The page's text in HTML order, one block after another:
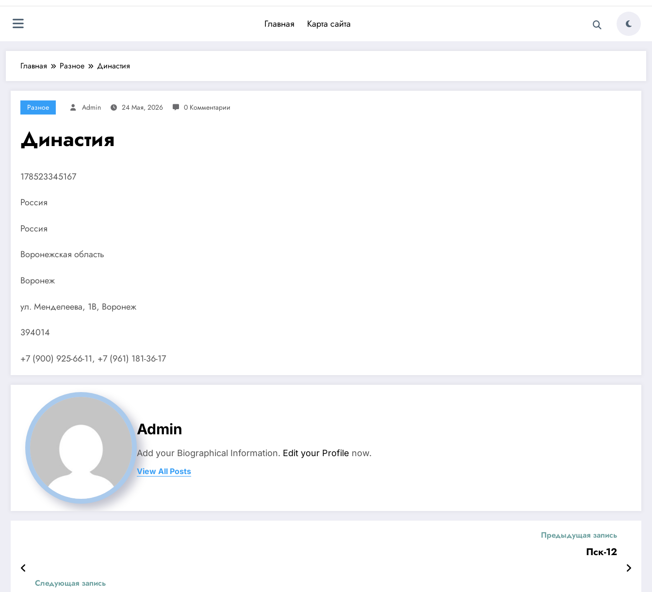
Главная Карта сайта
Главная Разное Династия
Разное Admin 24 Мая, 2026 0 Комментарии
Династия
178523345167
Россия
Россия
Воронежская область
Воронеж
ул. Менделеева, 1В, Воронеж
394014
+7 (900) 925-66-11, +7 (961) 181-36-17
Admin
Add your Biographical Information. Edit your Profile now.
View All Posts
Предыдущая запись
Пск-12
Следующая запись